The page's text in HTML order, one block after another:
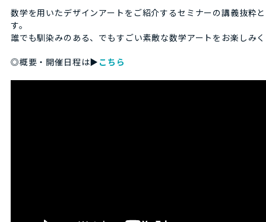
数学を用いたデザインアートをご紹介するセミナーの講義抜粋
す。
誰でも馴染みのある、でもすごい素敵な数学アートをお楽しみ
◎概要・開催日程は▶ こちら